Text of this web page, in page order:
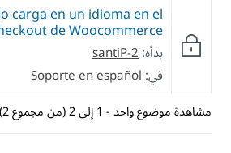
carga en un idioma en el
de Woocommerce
بدأه:santiP-2
في:Soporte en español
مشاهدة موضوع واحد - 1 إلى 2 (من مجموع 2)